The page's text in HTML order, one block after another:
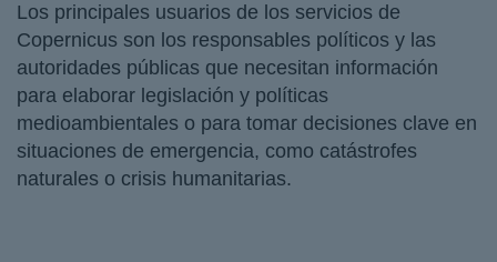
Los principales usuarios de los servicios de
Copernicus son los responsables políticos y las
autoridades públicas que necesitan información
para elaborar legislación y políticas
medioambientales o para tomar decisiones clave en
situaciones de emergencia, como catástrofes
naturales o crisis humanitarias.